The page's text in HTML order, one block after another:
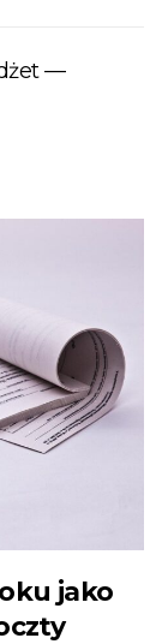
—
jako